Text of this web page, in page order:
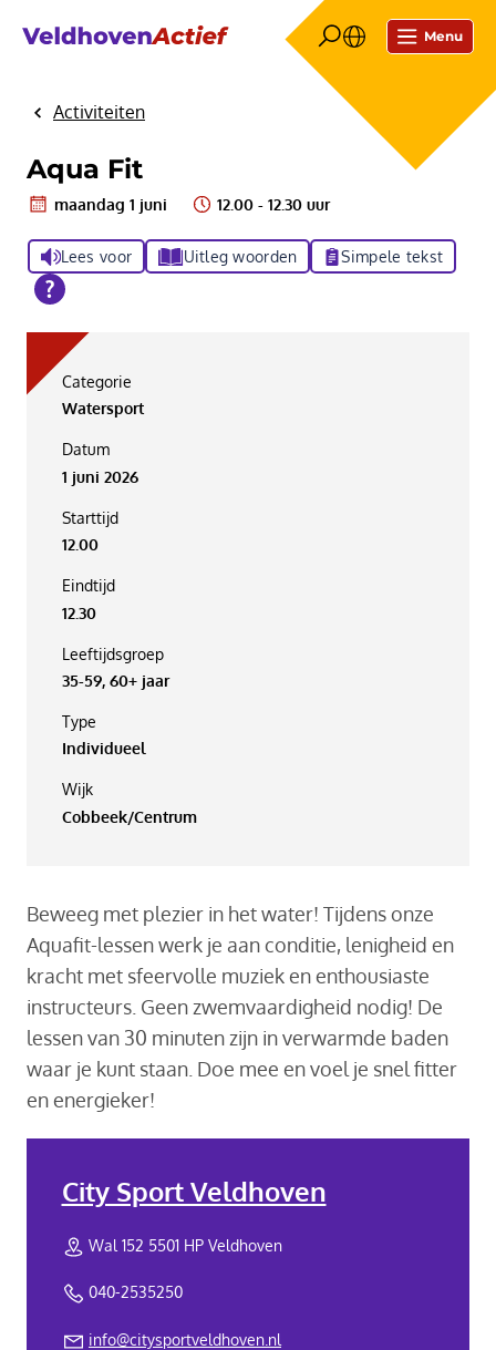
Menu
HomeActiviteiten
Aqua Fit
maandag 1 juni 12.00 - 12.30 uur
Lees voor Uitleg woorden Simpele tekst
Categorie
Watersport
Datum
1 juni 2026
Starttijd
12.00
Eindtijd
12.30
Leeftijdsgroep
35-59, 60+ jaar
Type
Individueel
Wijk
Cobbeek/Centrum
Beweeg met plezier in het water! Tijdens onze
Aquafit-lessen werk je aan conditie, lenigheid en
kracht met sfeervolle muziek en enthousiaste
instructeurs. Geen zwemvaardigheid nodig! De
lessen van 30 minuten zijn in verwarmde baden
waar je kunt staan. Doe mee en voel je snel fitter
en energieker!
City Sport Veldhoven
Wal 152 5501 HP Veldhoven
040-2535250
info@citysportveldhoven.nl